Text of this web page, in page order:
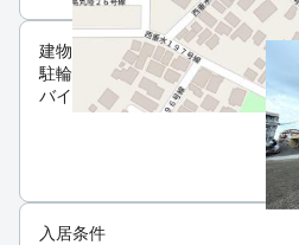
建物設備
駐輪場
バイク置き場
入居条件